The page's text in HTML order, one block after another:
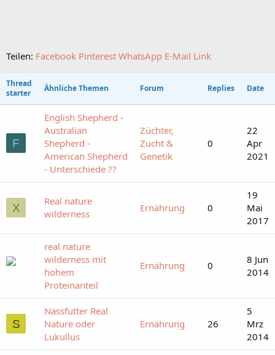
Teilen: Facebook Pinterest WhatsApp E-Mail Link
Thread
starter
Ähnliche Themen Forum Replies Date
F
English Shepherd -
Australian
Shepherd -
American Shepherd
- Unterschiede ??
Züchter,
Zucht &
Genetik
0
22
Apr
2021
X
Real nature
wilderness
Ernährung 0
19
Mai
2017
real nature
wilderness mit
hohem
Proteinanteil
Ernährung 0
8 Jun
2014
S
Nassfutter Real
Nature oder
Lukullus
Ernährung 26
5
Mrz
2014